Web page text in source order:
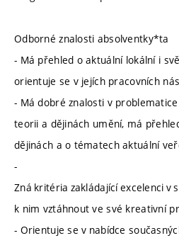
Odborné znalosti absolventky*ta
- Má přehled o aktuální lokální i
orientuje se v jejích pracovních
- Má dobré znalosti v
teorii a dějinách umění, má
dějinách a o tématech aktuální
-
Zná kritéria zakládající excelenci v
k nim vztáhnout ve své kreativní
- Orientuje se v nabídce